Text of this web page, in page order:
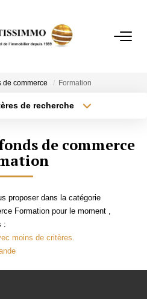
AGENCE
de commerce Formation
de recherche
Surface min
de commerce
proposer dans la catégorie
Formation pour le moment ,
:
moins de critères.